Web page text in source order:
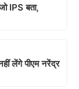
IPS बता,
लेंगे पीएम नरेंद्र